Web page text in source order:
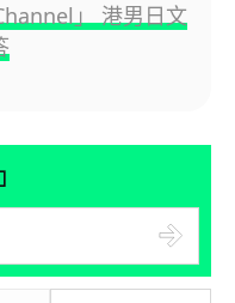
」 港男日文